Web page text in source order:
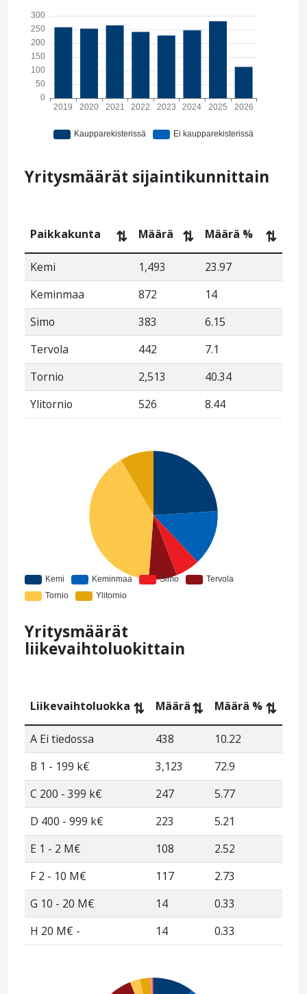
Yritysmäärät sijaintikunnittain
Paikkakunta ⇅ Määrä ⇅ Määrä % ⇅
Kemi 1,493
23.97
Keminmaa
872
14
Simo
383
6.15
Tervola
442
7.1
Tornio
2,513
40.34
Ylitornio
526 8.44
Yritysmäärät
liikevaihtoluokittain
Liikevaihtoluokka ⇅ Määrä⇅ Määrä % ⇅
A Ei tiedossa 438
10.22
B 1 - 199 k€
3,123
72.9
C 200 - 399 k€
247
5.77
D 400 - 999 k€
223
5.21
E 1 - 2 M€
108
2.52
F 2 - 10 M€
117
2.73
G 10 - 20 M€
14
0.33
H 20 M€ -
14 0.33